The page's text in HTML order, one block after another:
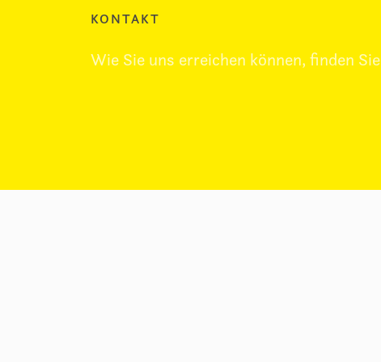
KONTAKT
Wie Sie uns erreichen können, finden Sie